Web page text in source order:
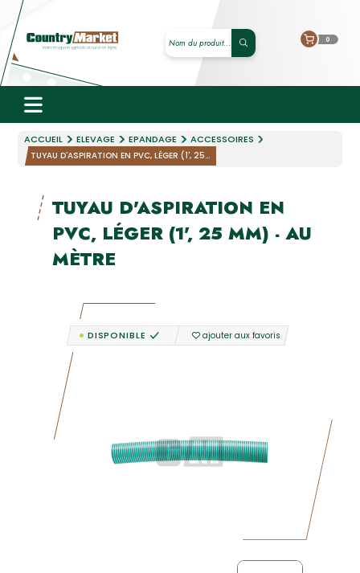
0
ACCUEIL ELEVAGE EPANDAGE ACCESSOIRES
TUYAU D'ASPIRATION EN PVC, LÉGER (1', 25...
TUYAU D'ASPIRATION EN
PVC, LÉGER (1', 25 MM) - AU
MÈTRE
DISPONIBLE ajouter aux favoris